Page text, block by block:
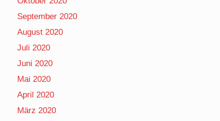
September 2020
August 2020
Juli 2020
Juni 2020
Mai 2020
April 2020
März 2020